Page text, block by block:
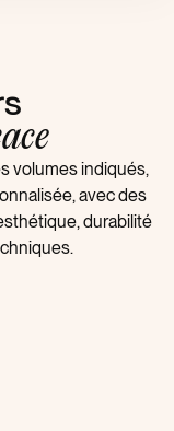
volumes indiqués,
avec des
durabilité